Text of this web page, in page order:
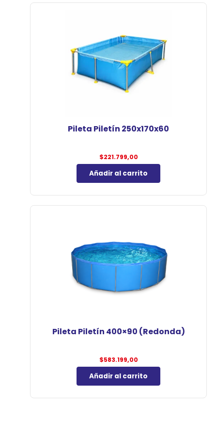
Pileta Piletín 250x170x60
$221.799,00
Añadir al carrito
Pileta Piletín 400×90 (Redonda)
$583.199,00
Añadir al carrito